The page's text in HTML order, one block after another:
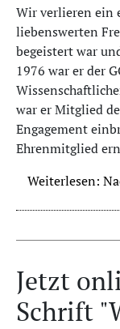
Wir verlieren ein
liebenswerten
begeistert war
1976 war er der
war er Mitglied
Engagement
Ehrenmitglied
Weiterlesen:
Jetzt
Schrift